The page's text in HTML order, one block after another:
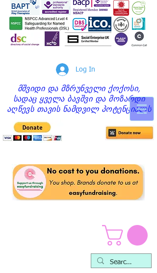
Log In
მშვიდი და მზრუნველი ქოქოსი,
სადაც ყველა ბავშვი და მოზარდი
აღწევს თავის ნამდვილ პოტენციალს